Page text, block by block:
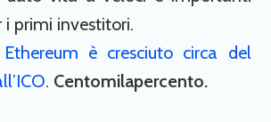
primi investitori.
Ethereum è cresciuto circa del
. Centomilapercento.